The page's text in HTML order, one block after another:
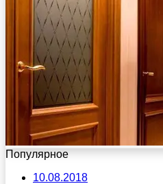
Популярное
10.08.2018